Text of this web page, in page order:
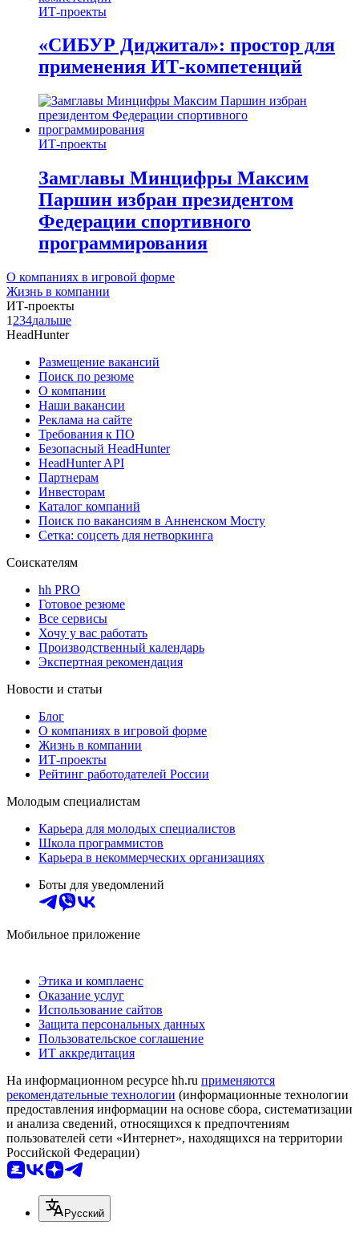
ИТ-проекты
«СИБУР Диджитал»: простор для
применения ИТ-компетенций
ИТ-проекты
Замглавы Минцифры Максим
Паршин избран президентом
Федерации спортивного
программирования
О компаниях в игровой форме
Жизнь в компании
ИТ-проекты
1 234дальше
HeadHunter
Размещение вакансий
Поиск по резюме
О компании
Наши вакансии
Реклама на сайте
Требования к ПО
Безопасный HeadHunter
HeadHunter API
Партнерам
Инвесторам
Каталог компаний
Поиск по вакансиям в Анненском Мосту
Сетка: соцсеть для нетворкинга
Соискателям
hh PRO
Готовое резюме
Все сервисы
Хочу у вас работать
Производственный календарь
Экспертная рекомендация
Новости и статьи
Блог
О компаниях в игровой форме
Жизнь в компании
ИТ-проекты
Рейтинг работодателей России
Молодым специалистам
Карьера для молодых специалистов
Школа программистов
Карьера в некоммерческих организациях
Боты для уведомлений
Мобильное приложение
Этика и комплаенс
Оказание услуг
Использование сайтов
Защита персональных данных
Пользовательское соглашение
ИТ аккредитация
На информационном ресурсе hh.ru применяются
рекомендательные технологии (информационные технологии
предоставления информации на основе сбора, систематизации
и анализа сведений, относящихся к предпочтениям
пользователей сети «Интернет», находящихся на территории
Российской Федерации)
Русский